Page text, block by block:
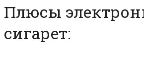
Плюсы
сигарет: